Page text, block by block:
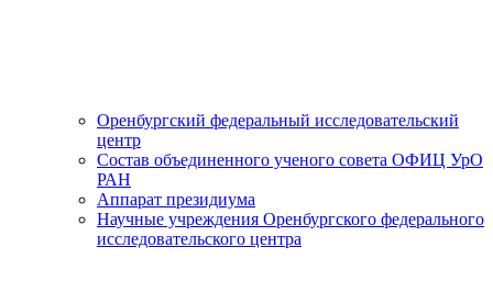
Оренбургский федеральный исследовательский
центр
Состав объединенного ученого совета ОФИЦ УрО
РАН
Аппарат президиума
Научные учреждения Оренбургского федерального
исследовательского центра